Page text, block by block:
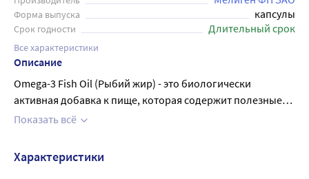
Форма выпуска капсулы
Срок годности Длительный срок
Все характеристики
Описание
Omega-3 Fish Oil (Рыбий жир) - это биологически
активная добавка к пище, которая содержит полезные
жирные кислоты, такие как эйкозапентаеновая кислота
помогают поддерживать здоровье сердца, мозга и глаз.
Каждая упаковка содержит 120 капсул массой 260,3 мг.
Показать всё
Характеристики